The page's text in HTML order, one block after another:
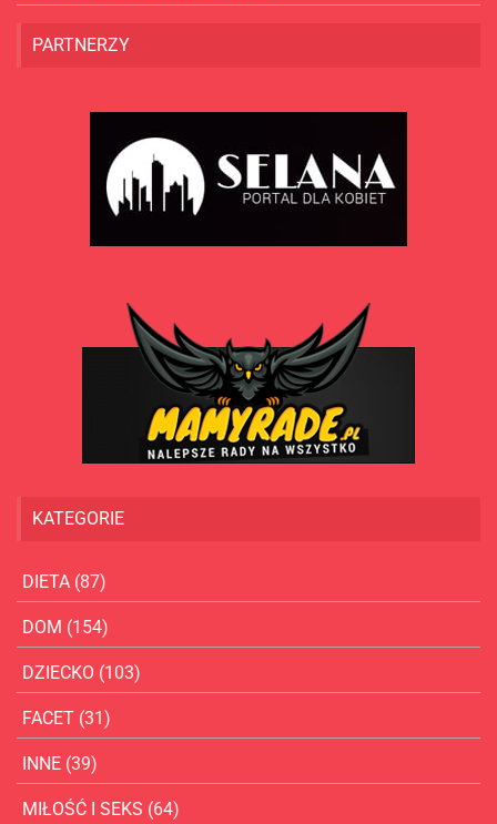
PARTNERZY
KATEGORIE
DIETA (87)
DOM (154)
DZIECKO (103)
FACET (31)
INNE (39)
MIŁOŚĆ I SEKS (64)